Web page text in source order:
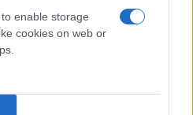
enable storage
cookies on web or
ΣΚΑΪ: Το χρονικό ενός